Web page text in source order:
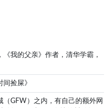
我的父亲》作者，清华学霸，
捡屎》
GFW）之内，有自己的额外网